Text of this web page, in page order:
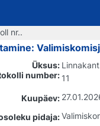
nr..
Üksus:
number: 11
Kuupäev:
pidaja: